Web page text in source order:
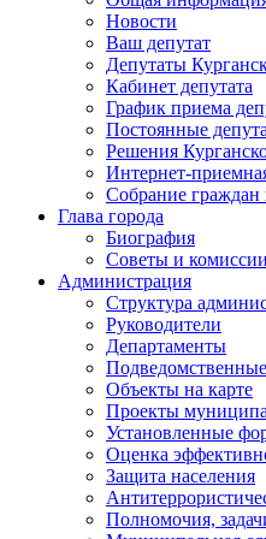
Новости
Ваш депутат
Депутаты
Кабинет депутата
График приема
Постоянные
Решения
Интернет-
Собрание
Глава города
Биография
Советы и
Администрация
Структура
Руководители
Департаменты
Объекты на карте
Проекты
Установленные
Оценка
Защита населения
Полномочия,